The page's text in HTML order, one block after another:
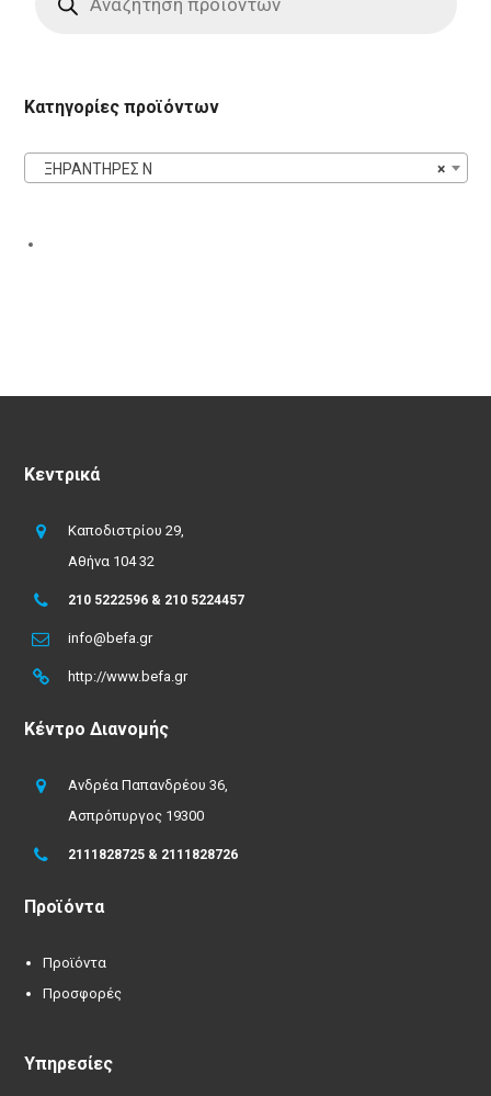
Κατηγορίες προϊόντων
×
ΞΗΡΑΝΤΗΡΕΣ N
Κεντρικά
Καποδιστρίου 29,
Αθήνα 104 32
210 5222596 & 210 5224457
info@befa.gr
http://www.befa.gr
Κέντρο Διανομής
Ανδρέα Παπανδρέου 36,
Ασπρόπυργος 19300
2111828725 & 2111828726
Προϊόντα
Προϊόντα
Προσφορές
Υπηρεσίες